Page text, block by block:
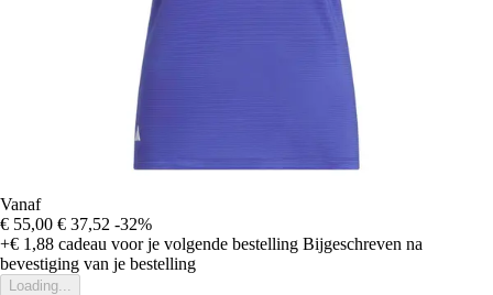
Vanaf
€ 55,00 € 37,52 -32%
+€ 1,88 cadeau voor je volgende bestelling Bijgeschreven na
bevestiging van je bestelling
Loading...